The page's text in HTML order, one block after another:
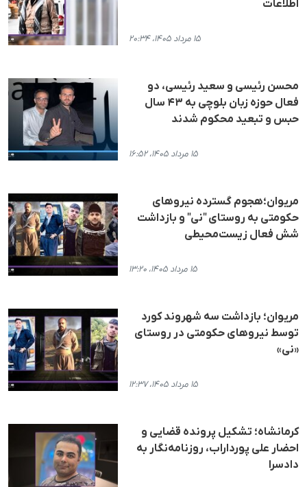
اطلاعات
۱۵ مرداد ۱۴۰۵، ۲۰:۳۴
محسن رئیسی و سعید رئیسی، دو
فعال حوزه زبان بلوچی به ۴۳ سال
حبس و تبعید محکوم شدند
۱۵ مرداد ۱۴۰۵، ۱۶:۵۲
مریوان؛هجوم گسترده نیروهای
حکومتی به روستای "نی" و بازداشت
شش فعال زیست‌محیطی
۱۵ مرداد ۱۴۰۵، ۱۳:۲۰
مریوان؛ بازداشت سه شهروند کورد
توسط نیروهای حکومتی در روستای
«نی»
۱۵ مرداد ۱۴۰۵، ۱۲:۳۷
کرمانشاه؛ تشکیل پرونده قضایی و
احضار علی پورداراب، روزنامه‌نگار به
دادسرا